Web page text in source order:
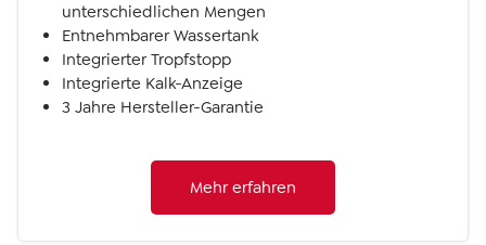
unterschiedlichen Mengen
Entnehmbarer Wassertank
Integrierter Tropfstopp
Integrierte Kalk-Anzeige
3 Jahre Hersteller-Garantie
Mehr erfahren